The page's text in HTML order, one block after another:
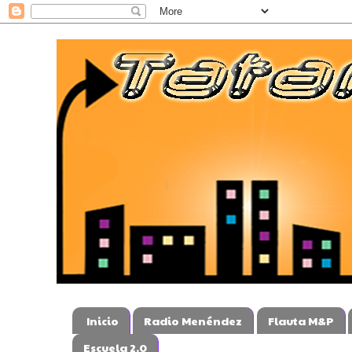
Inicio Radio Menéndez
Flauta M&P
Escuela 2.0